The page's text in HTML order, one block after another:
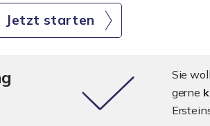
Jetzt starten
Sie
gerne